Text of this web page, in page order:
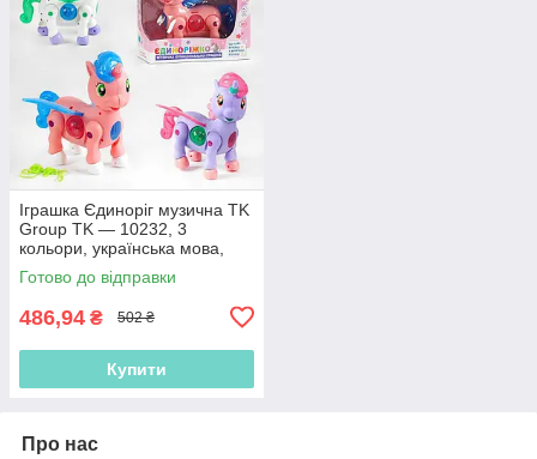
Іграшка Єдиноріг музична TK
Group TK — 10232, 3
кольори, українська мова,
звук, підсвітка
Готово до відправки
486,94 ₴ 502 ₴
Купити
Про нас